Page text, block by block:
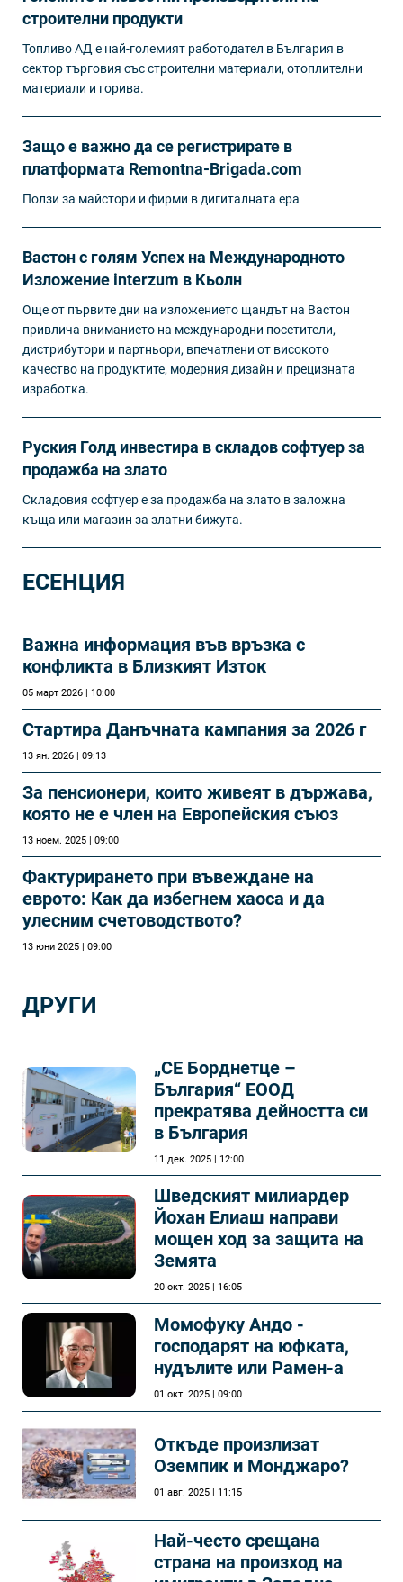
строителни продукти
Топливо АД е най-големият работодател в България в
сектор търговия със строителни материали, отоплителни
материали и горива.
Защо е важно да се регистрирате в
платформата Remontna-Brigada.com
Ползи за майстори и фирми в дигиталната ера
Вастон с голям Успех на Международното
Изложение interzum в Кьолн
Още от първите дни на изложението щандът на Вастон
привлича вниманието на международни посетители,
дистрибутори и партньори, впечатлени от високото
качество на продуктите, модерния дизайн и прецизната
изработка.
Руския Голд инвестира в складов софтуер за
продажба на злато
Складовия софтуер е за продажба на злато в заложна
къща или магазин за златни бижута.
ЕСЕНЦИЯ
Важна информация във връзка с
конфликта в Близкият Изток
05 март 2026 | 10:00
Стартира Данъчната кампания за 2026 г
13 ян. 2026 | 09:13
За пенсионери, които живеят в държава,
която не е член на Европейския съюз
13 ноем. 2025 | 09:00
Фактурирането при въвеждане на
еврото: Как да избегнем хаоса и да
улесним счетоводството?
13 юни 2025 | 09:00
ДРУГИ
„СЕ Борднетце –
България“ ЕООД
прекратява дейността си
в България
11 дек. 2025 | 12:00
Шведският милиардер
Йохан Елиаш направи
мощен ход за защита на
Земята
20 окт. 2025 | 16:05
Момофуку Андо -
господарят на юфката,
нудълите или Рамен-а
01 окт. 2025 | 09:00
Откъде произлизат
Оземпик и Монджаро?
01 авг. 2025 | 11:15
Най-често срещана
страна на произход на